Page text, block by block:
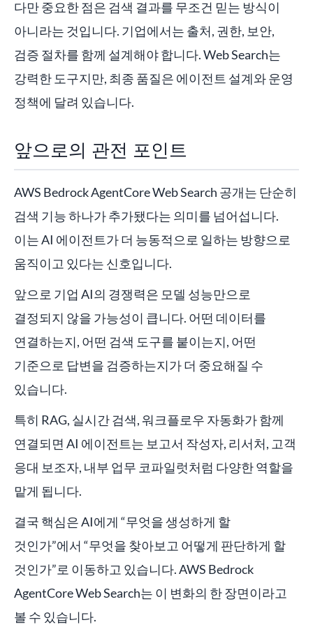
다만 중요한 점은 검색 결과를 무조건 믿는 방식이
아니라는 것입니다. 기업에서는 출처, 권한, 보안,
검증 절차를 함께 설계해야 합니다. Web Search는
강력한 도구지만, 최종 품질은 에이전트 설계와 운영
정책에 달려 있습니다.
앞으로의 관전 포인트
AWS Bedrock AgentCore Web Search 공개는 단순히
검색 기능 하나가 추가됐다는 의미를 넘어섭니다.
이는 AI 에이전트가 더 능동적으로 일하는 방향으로
움직이고 있다는 신호입니다.
앞으로 기업 AI의 경쟁력은 모델 성능만으로
결정되지 않을 가능성이 큽니다. 어떤 데이터를
연결하는지, 어떤 검색 도구를 붙이는지, 어떤
기준으로 답변을 검증하는지가 더 중요해질 수
있습니다.
특히 RAG, 실시간 검색, 워크플로우 자동화가 함께
연결되면 AI 에이전트는 보고서 작성자, 리서처, 고객
응대 보조자, 내부 업무 코파일럿처럼 다양한 역할을
맡게 됩니다.
결국 핵심은 AI에게 “무엇을 생성하게 할
것인가”에서 “무엇을 찾아보고 어떻게 판단하게 할
것인가”로 이동하고 있습니다. AWS Bedrock
AgentCore Web Search는 이 변화의 한 장면이라고
볼 수 있습니다.